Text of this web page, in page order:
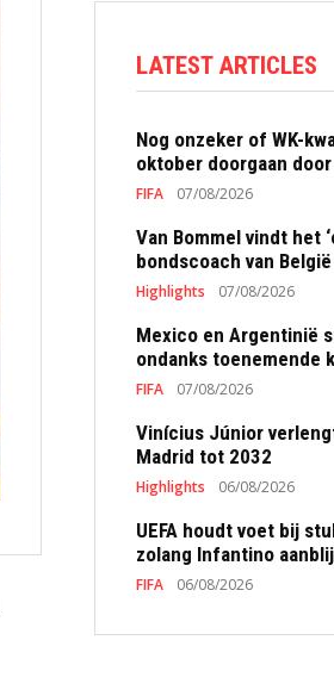
LATEST ARTICLES
Nog onzeker of WK-
oktober doorgaan
FIFA 07/08/2026
Van Bommel vindt het
bondscoach van
Highlights 07/08/2026
Mexico en Argentinië
ondanks toenemende
FIFA 07/08/2026
Vinícius Júnior
Madrid tot 2032
Highlights 06/08/2026
UEFA houdt voet bij
zolang Infantino
FIFA 06/08/2026